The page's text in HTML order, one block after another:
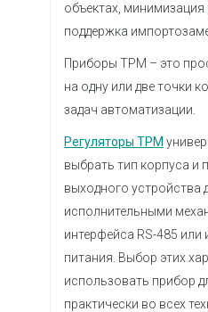
объектах,
поддержка
Приборы ТРМ – это
на одну или две точки
задач автоматизации.
Регуляторы ТРМ
выбрать тип корпуса и
выходного устройства
исполнительными
интерфейса RS-485 или
питания. Выбор этих
использовать прибор
практически во всех